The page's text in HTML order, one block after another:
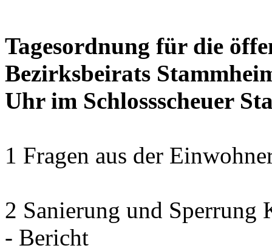
Tagesordnung für die
Bezirksbeirats
Uhr im Schlossscheuer
1 Fragen aus der
2 Sanierung und Sperrung
- Bericht